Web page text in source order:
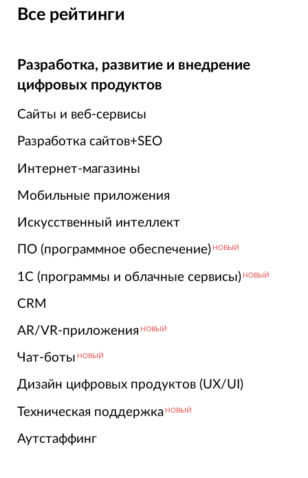
Все рейтинги
Разработка, развитие и внедрение
цифровых продуктов
Сайты и веб-сервисы
Разработка сайтов+SEO
Интернет-магазины
Мобильные приложения
Искусственный интеллект
ПО (программное обеспечение) НОВЫЙ
1С (программы и облачные сервисы) НОВЫЙ
CRM
AR/VR-приложения НОВЫЙ
Чат-боты НОВЫЙ
Дизайн цифровых продуктов (UX/UI)
Техническая поддержка НОВЫЙ
Аутстаффинг